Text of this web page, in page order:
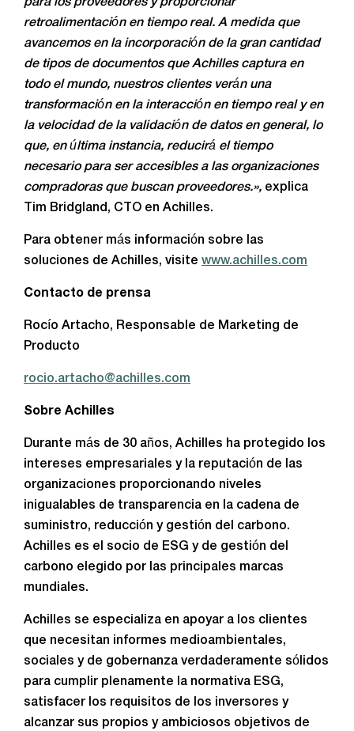
para los proveedores y proporcionar
retroalimentación en tiempo real. A medida que
avancemos en la incorporación de la gran cantidad
de tipos de documentos que Achilles captura en
todo el mundo, nuestros clientes verán una
transformación en la interacción en tiempo real y en
la velocidad de la validación de datos en general, lo
que, en última instancia, reducirá el tiempo
necesario para ser accesibles a las organizaciones
compradoras que buscan proveedores.», explica
Tim Bridgland, CTO en Achilles.
Para obtener más información sobre las
soluciones de Achilles, visite www.achilles.com
Contacto de prensa
Rocío Artacho, Responsable de Marketing de
Producto
rocio.artacho@achilles.com
Sobre Achilles
Durante más de 30 años, Achilles ha protegido los
intereses empresariales y la reputación de las
organizaciones proporcionando niveles
inigualables de transparencia en la cadena de
suministro, reducción y gestión del carbono.
Achilles es el socio de ESG y de gestión del
carbono elegido por las principales marcas
mundiales.
Achilles se especializa en apoyar a los clientes
que necesitan informes medioambientales,
sociales y de gobernanza verdaderamente sólidos
para cumplir plenamente la normativa ESG,
satisfacer los requisitos de los inversores y
alcanzar sus propios y ambiciosos objetivos de